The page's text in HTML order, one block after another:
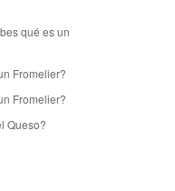
qué es un
Fromelier?
Fromelier?
Queso?